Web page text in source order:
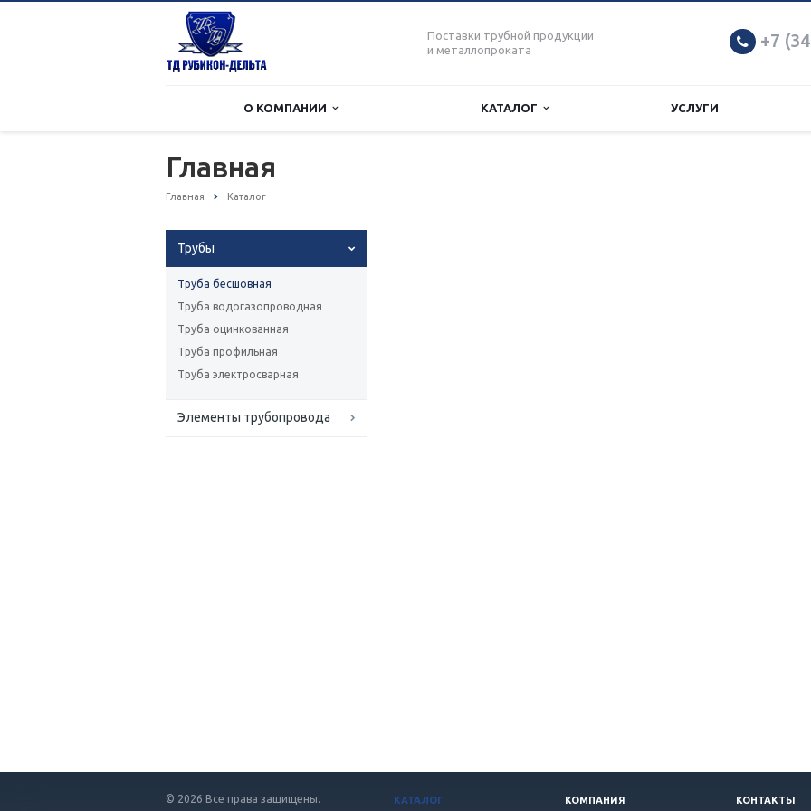
Поставки трубной продукции
и металлопроката
+7
О КОМПАНИИ КАТАЛОГ УСЛУГИ
Главная
Главная Каталог
Трубы
Труба бесшовная
Труба водогазопроводная
Труба оцинкованная
Труба профильная
Труба электросварная
Элементы трубопровода
© 2026 Все права защищены. КАТАЛОГ КОМПАНИЯ КОНТАКТЫ